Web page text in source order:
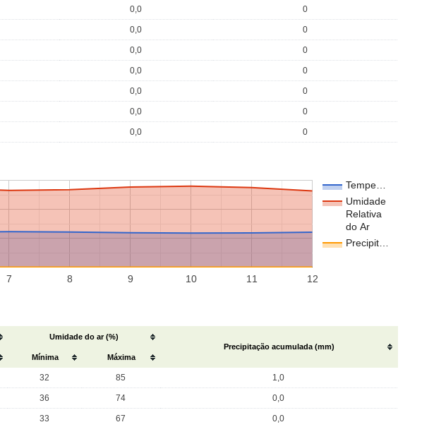
0,0 0
0,0 0
0,0 0
0,0 0
0,0 0
0,0 0
0,0 0
Tempe…
Umidade
Relativa
do Ar
Precipit…
7 8 9 10 11 12
Umidade do ar (%)
Precipitação acumulada (mm)
Mínima Máxima
32 85 1,0
36 74 0,0
33 67 0,0